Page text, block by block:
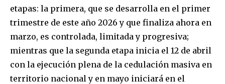
etapas: la primera, que se desarrolla en el primer
trimestre de este año 2026 y que finaliza ahora en
marzo, es controlada, limitada y progresiva;
mientras que la segunda etapa inicia el 12 de abril
con la ejecución plena de la cedulación masiva en
territorio nacional y en mayo iniciará en el